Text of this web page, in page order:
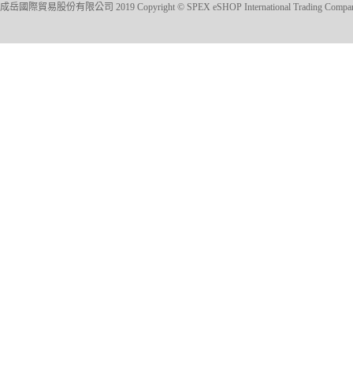
成岳國際貿易股份有限公司 2019 Copyright © SPEX eSHOP International Trading